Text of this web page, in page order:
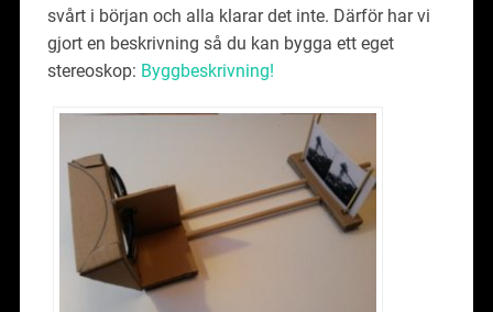
svårt i början och alla klarar det inte. Därför har vi
gjort en beskrivning så du kan bygga ett eget
stereoskop: Byggbeskrivning!